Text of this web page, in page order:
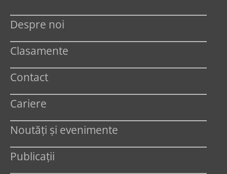
Despre noi
Clasamente
Contact
Cariere
Noutăți și evenimente
Publicații